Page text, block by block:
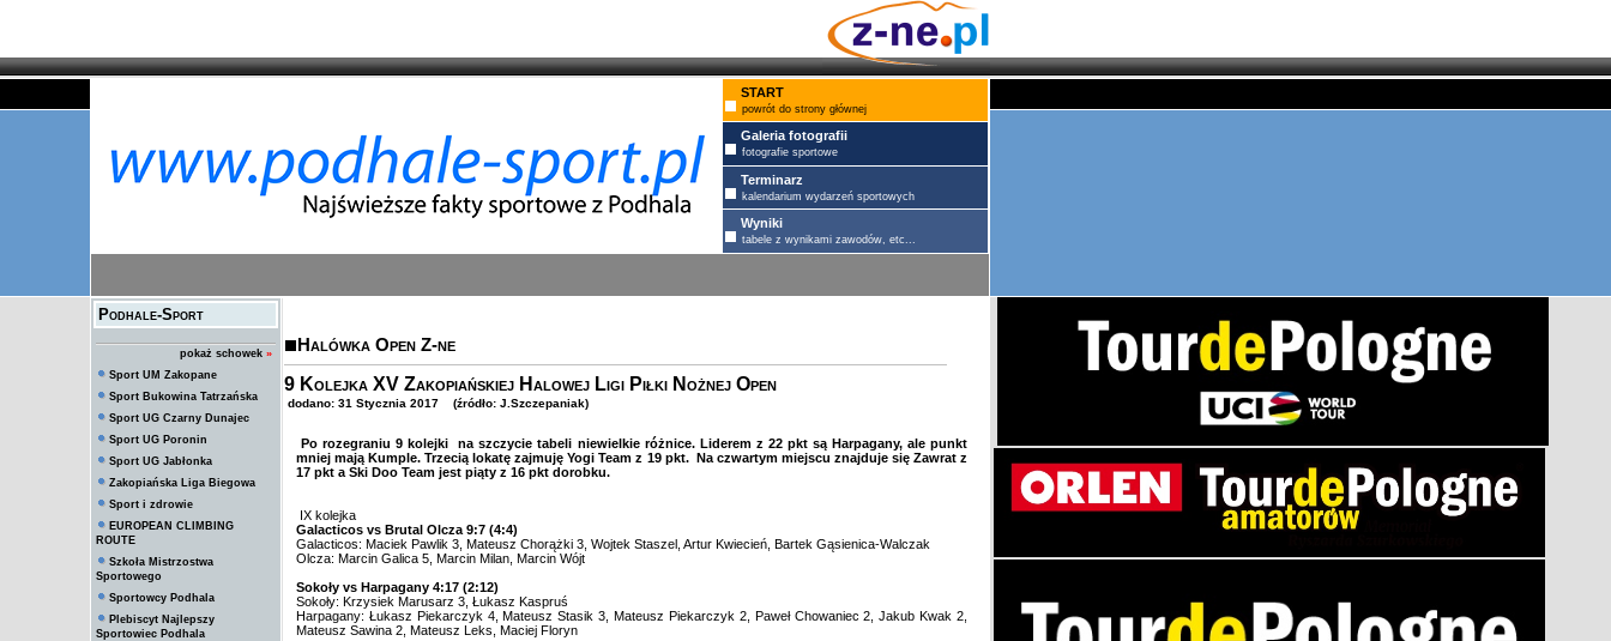
START
powrót do strony głównej
Galeria fotografii
fotografie sportowe
Terminarz
kalendarium wydarzeń sportowych
Wyniki
tabele z wynikami zawodów, etc...
Podhale-Sport
pokaż schowek »
Sport UM Zakopane
Sport Bukowina Tatrzańska
Sport UG Czarny Dunajec
Sport UG Poronin
Sport UG Jabłonka
Zakopiańska Liga Biegowa
Sport i zdrowie
EUROPEAN CLIMBING
ROUTE
Szkoła Mistrzostwa
Sportowego
Sportowcy Podhala
Plebiscyt Najlepszy
Sportowiec Podhala
Halówka Open Z-ne
9 Kolejka XV Zakopiańskiej Halowej Ligi Piłki Nożnej Open
dodano: 31 Stycznia 2017 (źródło: J.Szczepaniak)
Po rozegraniu 9 kolejki na szczycie tabeli niewielkie różnice. Liderem z 22 pkt są Harpagany, ale punkt
mniej mają Kumple. Trzecią lokatę zajmuję Yogi Team z 19 pkt. Na czwartym miejscu znajduje się Zawrat z
17 pkt a Ski Doo Team jest piąty z 16 pkt dorobku.
IX kolejka
Galacticos vs Brutal Olcza 9:7 (4:4)
Galacticos: Maciek Pawlik 3, Mateusz Chorążki 3, Wojtek Staszel, Artur Kwiecień, Bartek Gąsienica-Walczak
Olcza: Marcin Galica 5, Marcin Milan, Marcin Wójt
Sokoły vs Harpagany 4:17 (2:12)
Sokoły: Krzysiek Marusarz 3, Łukasz Kaspruś
Harpagany: Łukasz Piekarczyk 4, Mateusz Stasik 3, Mateusz Piekarczyk 2, Paweł Chowaniec 2, Jakub Kwak 2,
Mateusz Sawina 2, Mateusz Leks, Maciej Floryn